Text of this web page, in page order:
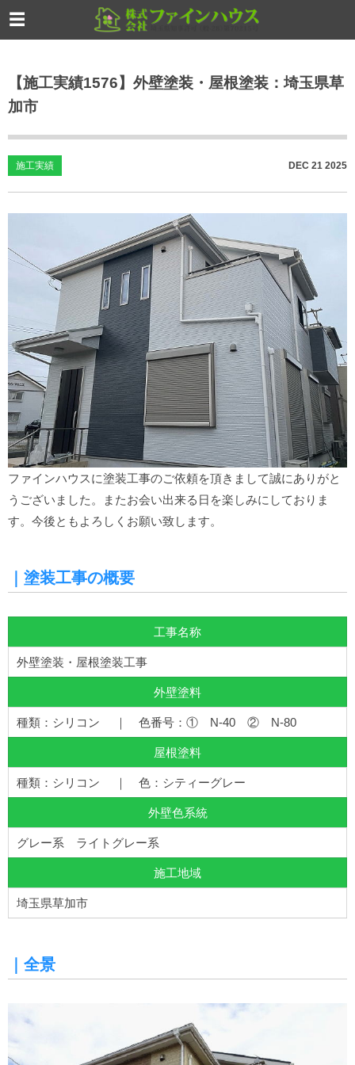
【施工実績1576】外壁塗装・屋根塗装：埼玉県草
加市
施工実績 DEC 21 2025
ファインハウスに塗装工事のご依頼を頂きまして誠にありがと
うございました。またお会い出来る日を楽しみにしておりま
す。今後ともよろしくお願い致します。
｜塗装工事の概要
工事名称
外壁塗装・屋根塗装工事
外壁塗料
種類：シリコン ｜ 色番号：① N-40 ② N-80
屋根塗料
種類：シリコン ｜ 色：シティーグレー
外壁色系統
グレー系 ライトグレー系
施工地域
埼玉県草加市
｜全景